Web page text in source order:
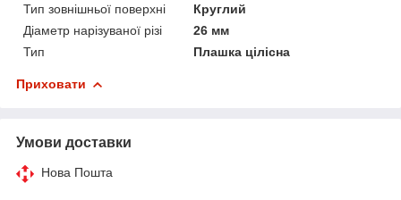
Тип зовнішньої поверхні
Круглий
Діаметр нарізуваної різі
26 мм
Тип
Плашка цілісна
Приховати
Умови доставки
Нова Пошта